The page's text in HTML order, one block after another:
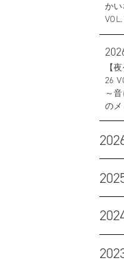
か
【
26
～
の